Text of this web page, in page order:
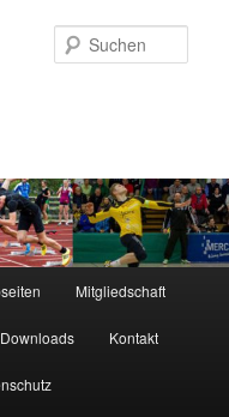
Mitgliedschaft
Downloads Kontakt